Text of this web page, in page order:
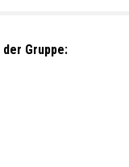
Gruppe: